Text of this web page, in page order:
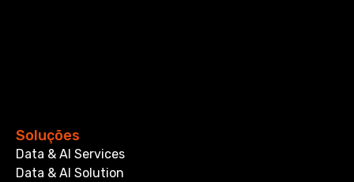
Soluções
Data & AI Services
Data & AI Solution